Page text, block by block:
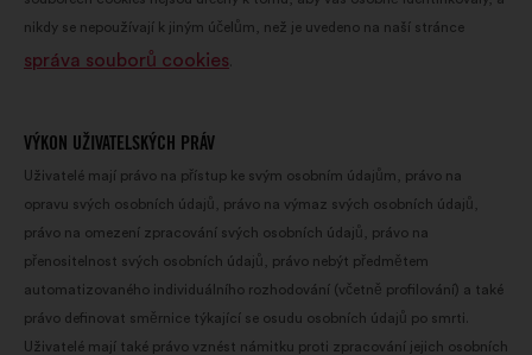
nikdy se nepoužívají k jiným účelům, než je uvedeno na naší stránce
správa souborů cookies
VÝKON UŽIVATELSKÝCH PRÁV
Uživatelé mají právo na přístup ke svým osobním údajům, právo na
opravu svých osobních údajů, právo na výmaz svých osobních údajů,
právo na omezení zpracování svých osobních údajů, právo na
přenositelnost svých osobních údajů, právo nebýt předmětem
automatizovaného individuálního rozhodování (včetně profilování) a také
právo definovat směrnice týkající se osudu osobních údajů po smrti.
Uživatelé mají také právo vznést námitku proti zpracování jejich osobních